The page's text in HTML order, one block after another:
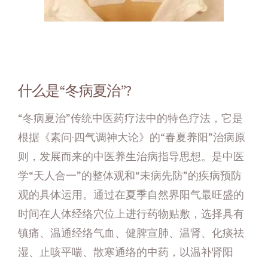
什么是“冬病夏治”?
“冬病夏治”传统中医药疗法中的特色疗法，它是
根据《素问·四气调神大论》的“春夏养阳”治病原
则，发展而来的中医养生治病指导思想。是中医
学“天人合一”的整体观和“未病先防”的疾病预防
观的具体运用。通过在夏季自然界阳气最旺盛的
时间在人体经络穴位上进行药物贴敷，选择具有
镇痛、温通经络气血、健脾宣肺、温肾、化痰祛
湿、止咳平喘、散寒通络的中药，以温补肾阳